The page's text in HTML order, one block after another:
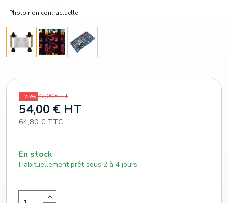
Photo non contractuelle
- 25% 72,00 € HT
54,00 € HT
64,80 € TTC
En stock
Habituellement prêt sous 2 à 4 jours